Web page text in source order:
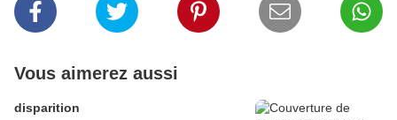
Vous aimerez aussi
disparition